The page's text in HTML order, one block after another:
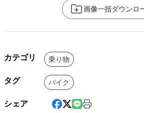
画像一括ダウンロ
カテゴリ 乗り物
タグ バイク
シェア